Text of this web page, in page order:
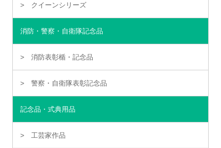
クイーンシリーズ
消防・警察・自衛隊記念品
消防表彰楯・記念品
警察・自衛隊表彰記念品
記念品・式典用品
工芸家作品